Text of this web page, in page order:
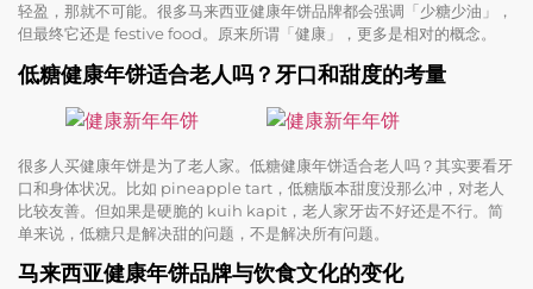
轻盈，那就不可能。很多马来西亚健康年饼品牌都会强调「少糖少油」，
但最终它还是 festive food。原来所谓「健康」，更多是相对的概念。
低糖健康年饼适合老人吗？牙口和甜度的考量
很多人买健康年饼是为了老人家。低糖健康年饼适合老人吗？其实要看牙
口和身体状况。比如 pineapple tart，低糖版本甜度没那么冲，对老人
比较友善。但如果是硬脆的 kuih kapit，老人家牙齿不好还是不行。简
单来说，低糖只是解决甜的问题，不是解决所有问题。
马来西亚健康年饼品牌与饮食文化的变化